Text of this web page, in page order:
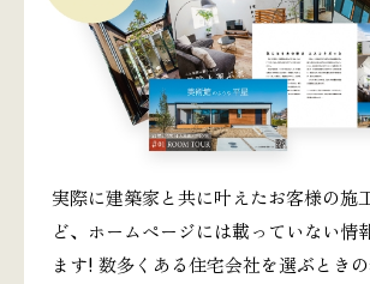
実際に建築家と共に叶えたお客様の施
ど、ホームページには載っていない情
ます! 数多くある住宅会社を選ぶとき